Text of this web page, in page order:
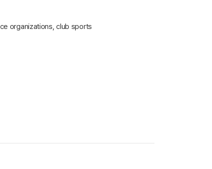
organizations, club sports